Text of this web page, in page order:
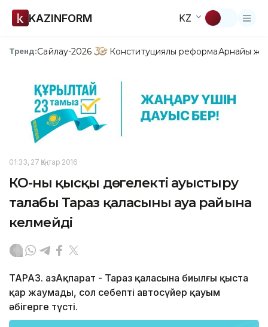
KAZINFORM KZ
Тренд:Сайлау-2026 Конституциялық реформаАрнайы
01:33, 27 Қаңтар 2016
КО-ның қысқы дөңгелекті ауыстыру
талабы Тараз қаласының ауа райына
келмейді
ТАРАЗ. ҚазАқпарат - Тараз қаласына биылғы қыста
қар жаумады, сол себепті автосүйер қауым
әбігерге түсті.